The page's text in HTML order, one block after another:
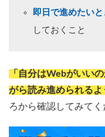
即日で進めたい
しておくこと
「自分はWebがいい
がら読み進められる
ろから確認してみてく